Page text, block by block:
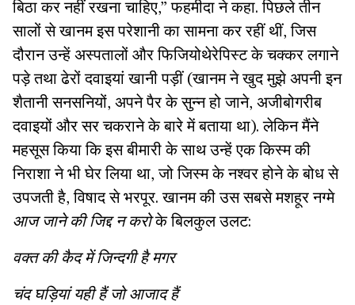
बिठा कर नहीं रखना चाहिए,” फहमीदा ने कहा. पिछले तीन
सालों से खानम इस परेशानी का सामना कर रहीं थीं, जिस
दौरान उन्हें अस्पतालों और फिजियोथेरेपिस्ट के चक्कर लगाने
पड़े तथा ढेरों दवाइयां खानी पड़ीं (खानम ने खुद मुझे अपनी इन
शैतानी सनसनियों, अपने पैर के सुन्न हो जाने, अजीबोगरीब
दवाइयों और सर चकराने के बारे में बताया था). लेकिन मैंने
महसूस किया कि इस बीमारी के साथ उन्हें एक किस्म की
निराशा ने भी घेर लिया था, जो जिस्म के नश्वर होने के बोध से
उपजती है, विषाद से भरपूर. खानम की उस सबसे मशहूर नग्मे
आज जाने की जिद्द न करोके बिलकुल उलट:
वक्त की कैद में जिन्दगी है मगर
चंद घड़ियां यही हैं जो आजाद हैं